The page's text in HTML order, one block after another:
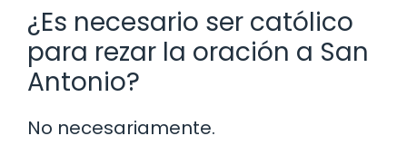
¿Es necesario ser católico
para rezar la oración a San
Antonio?
No necesariamente.